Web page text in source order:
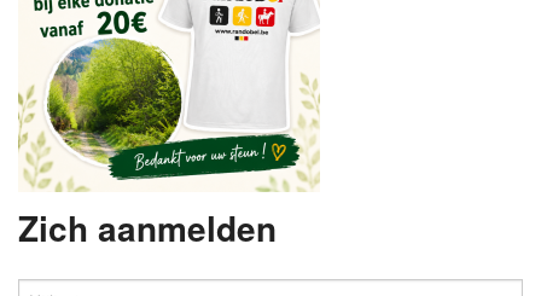
GRATIS REGISTRATIE
WACHTWOORD VERGETEN
Zich aanmelden